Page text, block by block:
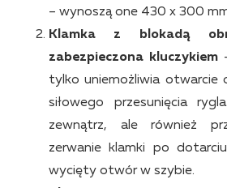
– wynoszą one 430 x 300
Klamka z blokadą
zabezpieczona kluczykiem
tylko uniemożliwia otwarcie
siłowego przesunięcia
zewnątrz, ale również
zerwanie klamki po
wycięty otwór w szybie.